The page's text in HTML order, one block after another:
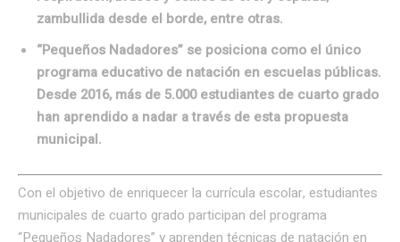
zambullida desde el borde, entre otras.
“Pequeños Nadadores” se posiciona como el único
programa educativo de natación en escuelas públicas.
Desde 2016, más de 5.000 estudiantes de cuarto grado
han aprendido a nadar a través de esta propuesta
municipal.
Con el objetivo de enriquecer la currícula escolar, estudiantes
municipales de cuarto grado participan del programa
“Pequeños Nadadores” y aprenden técnicas de natación en